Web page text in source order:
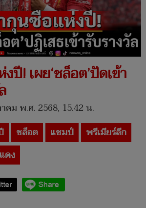
ปี! เผย‘ชล็อต’ปัดเข้า
ม พ.ศ. 2568, 15.42 น.
ชล็อต แชมป์
พรีเมียร์ลีก
ดง